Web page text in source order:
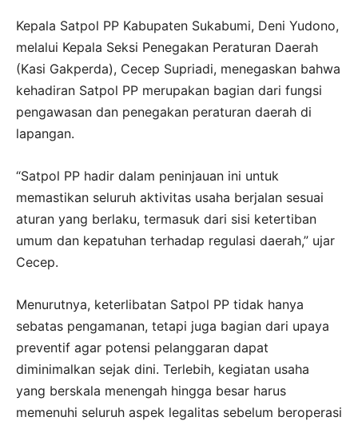
Kepala Satpol PP Kabupaten Sukabumi, Deni Yudono,
melalui Kepala Seksi Penegakan Peraturan Daerah
(Kasi Gakperda), Cecep Supriadi, menegaskan bahwa
kehadiran Satpol PP merupakan bagian dari fungsi
pengawasan dan penegakan peraturan daerah di
lapangan.
“Satpol PP hadir dalam peninjauan ini untuk
memastikan seluruh aktivitas usaha berjalan sesuai
aturan yang berlaku, termasuk dari sisi ketertiban
umum dan kepatuhan terhadap regulasi daerah,” ujar
Cecep.
Menurutnya, keterlibatan Satpol PP tidak hanya
sebatas pengamanan, tetapi juga bagian dari upaya
preventif agar potensi pelanggaran dapat
diminimalkan sejak dini. Terlebih, kegiatan usaha
yang berskala menengah hingga besar harus
memenuhi seluruh aspek legalitas sebelum beroperasi